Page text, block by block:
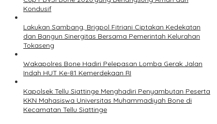
Kondusif
Lakukan Sambang, Brigpol Fitriani Ciptakan Kedekatan
dan Bangun Sinergitas Bersama Pemerintah Kelurahan
Tokaseng
Wakapolres Bone Hadiri Pelepasan Lomba Gerak Jalan
Indah HUT Ke-81 Kemerdekaan RI
Kapolsek Tellu Siattinge Menghadiri Penyambutan Peserta
KKN Mahasiswa Universitas Muhammadiyah Bone di
Kecamatan Tellu Siattinge